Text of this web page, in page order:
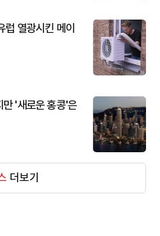
럽 열광시킨 메이
'새로운 홍콩'은
더보기